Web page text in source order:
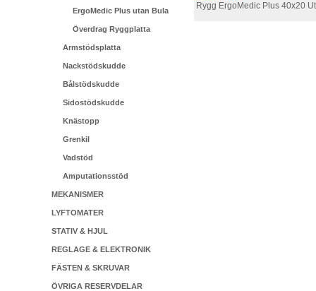
ErgoMedic Plus utan Bula
Överdrag Ryggplatta
Armstödsplatta
Nackstödskudde
Bålstödskudde
Sidostödskudde
Knästopp
Grenkil
Vadstöd
Amputationsstöd
MEKANISMER
LYFTOMATER
STATIV & HJUL
REGLAGE & ELEKTRONIK
FÄSTEN & SKRUVAR
ÖVRIGA RESERVDELAR
Rygg ErgoMedic Plus 40x20